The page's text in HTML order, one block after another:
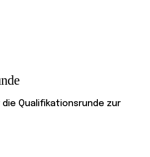
Qualifikationsrunde zur